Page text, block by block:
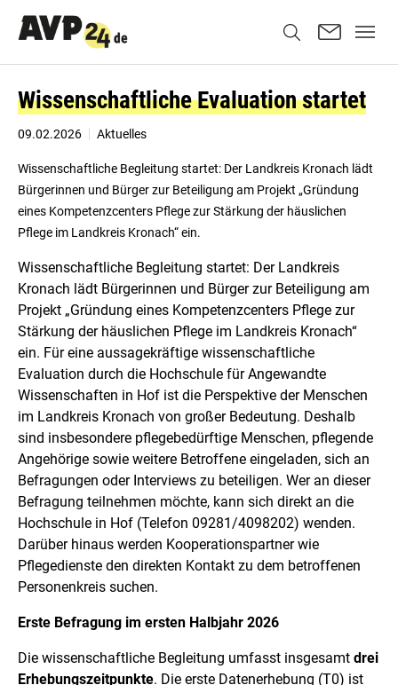
Wissenschaftliche Evaluation startet
09.02.2026 Aktuelles
Wissenschaftliche Begleitung startet: Der Landkreis Kronach lädt
Bürgerinnen und Bürger zur Beteiligung am Projekt „Gründung
eines Kompetenzcenters Pflege zur Stärkung der häuslichen
Pflege im Landkreis Kronach“ ein.
Wissenschaftliche Begleitung startet: Der Landkreis
Kronach lädt Bürgerinnen und Bürger zur Beteiligung am
Projekt „Gründung eines Kompetenzcenters Pflege zur
Stärkung der häuslichen Pflege im Landkreis Kronach“
ein. Für eine aussagekräftige wissenschaftliche
Evaluation durch die Hochschule für Angewandte
Wissenschaften in Hof ist die Perspektive der Menschen
im Landkreis Kronach von großer Bedeutung. Deshalb
sind insbesondere pflegebedürftige Menschen, pflegende
Angehörige sowie weitere Betroffene eingeladen, sich an
Befragungen oder Interviews zu beteiligen. Wer an dieser
Befragung teilnehmen möchte, kann sich direkt an die
Hochschule in Hof (Telefon 09281/4098202) wenden.
Darüber hinaus werden Kooperationspartner wie
Pflegedienste den direkten Kontakt zu dem betroffenen
Personenkreis suchen.
Erste Befragung im ersten Halbjahr 2026
Die wissenschaftliche Begleitung umfasst insgesamt drei
Erhebungszeitpunkte. Die erste Datenerhebung (T0) ist